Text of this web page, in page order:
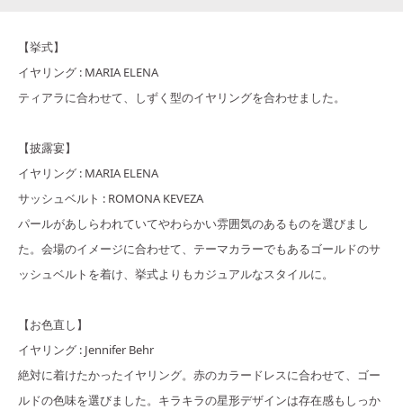
【挙式】
イヤリング : MARIA ELENA
ティアラに合わせて、しずく型のイヤリングを合わせました。
【披露宴】
イヤリング : MARIA ELENA
サッシュベルト : ROMONA KEVEZA
パールがあしらわれていてやわらかい雰囲気のあるものを選びまし
た。会場のイメージに合わせて、テーマカラーでもあるゴールドのサ
ッシュベルトを着け、挙式よりもカジュアルなスタイルに。
【お色直し】
イヤリング : Jennifer Behr
絶対に着けたかったイヤリング。赤のカラードレスに合わせて、ゴー
ルドの色味を選びました。キラキラの星形デザインは存在感もしっか